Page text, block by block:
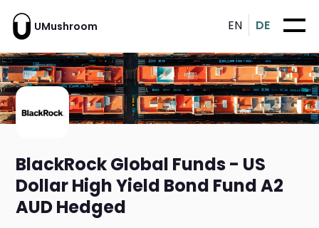
UMushroom EN DE
BlackRock Global Funds - US
Dollar High Yield Bond Fund A2
AUD Hedged